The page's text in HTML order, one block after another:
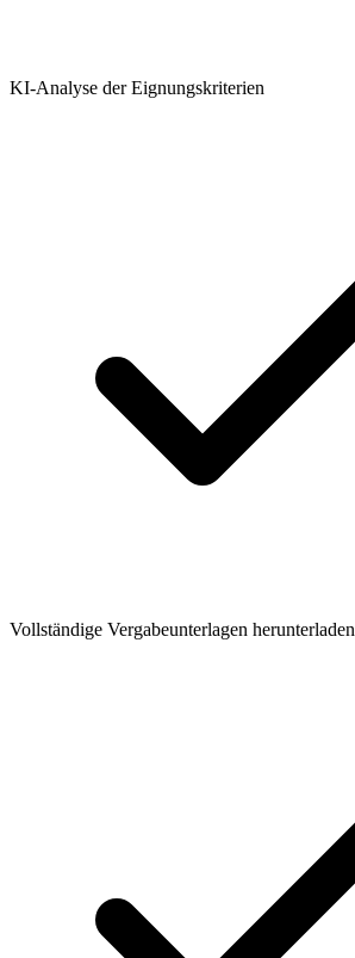
KI-Analyse der Eignungskriterien
Vollständige Vergabeunterlagen herunterladen